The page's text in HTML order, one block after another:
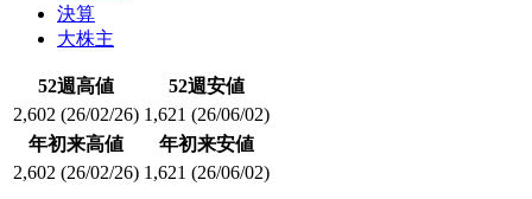
決算
大株主
52週高値
52週安値
2,602 (26/02/26) 1,621 (26/06/02)
年初来高値
年初来安値
2,602 (26/02/26) 1,621 (26/06/02)